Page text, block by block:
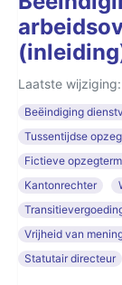
Laatste
Beëindiging
Tussentijdse
Fictieve
Kantonrechter
Vrijheid van
Statutair directeur